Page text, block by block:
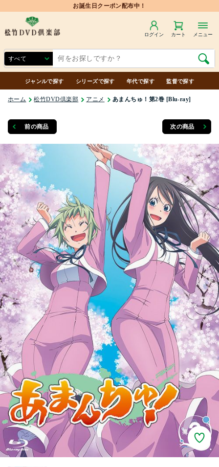
ログイン カート メニュー
ジャンルで探す シリーズで探す 年代で探す 監督で探す
ホーム 松竹DVD倶楽部 アニメ あまんちゅ！第2巻 [Blu-ray]
前の商品 次の商品